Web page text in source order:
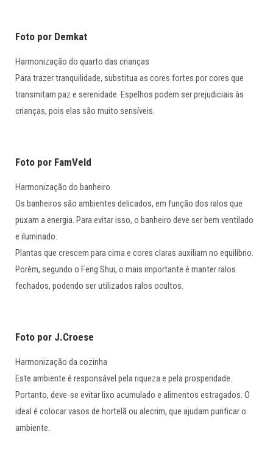
Foto por Demkat
Harmonização do quarto das crianças
Para trazer tranquilidade, substitua as cores fortes por cores que
transmitam paz e serenidade. Espelhos podem ser prejudiciais às
crianças, pois elas são muito sensíveis.
Foto por FamVeld
Harmonização do banheiro.
Os banheiros são ambientes delicados, em função dos ralos que
puxam a energia. Para evitar isso, o banheiro deve ser bem ventilado
e iluminado.
Plantas que crescem para cima e cores claras auxiliam no equilíbrio.
Porém, segundo o Feng Shui, o mais importante é manter ralos
fechados, podendo ser utilizados ralos ocultos.
Foto por J.Croese
Harmonização da cozinha
Este ambiente é responsável pela riqueza e pela prosperidade.
Portanto, deve-se evitar lixo acumulado e alimentos estragados. O
ideal é colocar vasos de hortelã ou alecrim, que ajudam purificar o
ambiente.